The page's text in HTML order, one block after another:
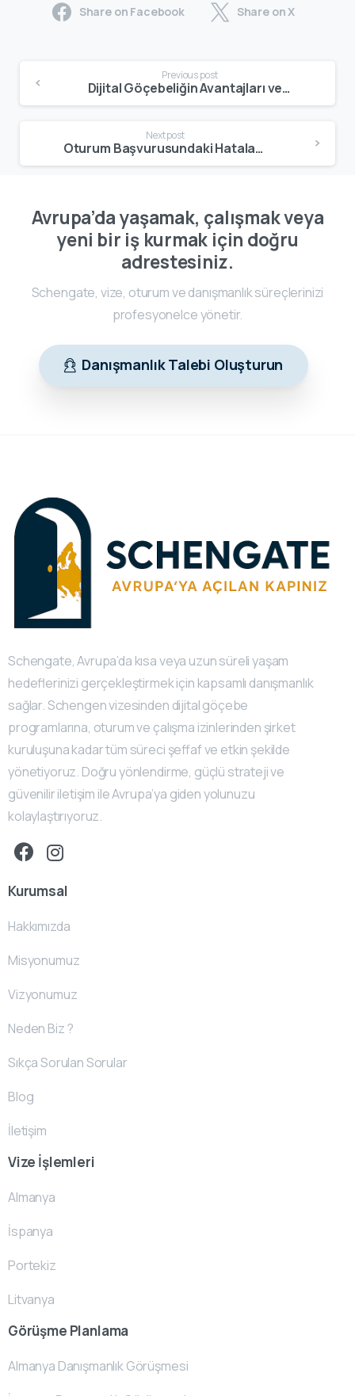
Share on Facebook Share on X
Previous post
Dijital Göçebeliğin Avantajları ve Zorlukları – Gerçekçi Bir Bakış
Next post
Oturum Başvurusundaki Hatalar – En Sık Yapılan Yanlışlar ve Çözüm Yolları
Avrupa’da yaşamak, çalışmak veya
yeni bir iş kurmak için doğru
adrestesiniz.
Schengate, vize, oturum ve danışmanlık süreçlerinizi
profesyonelce yönetir.
Danışmanlık Talebi Oluşturun
Schengate, Avrupa’da kısa veya uzun süreli yaşam
hedeflerinizi gerçekleştirmek için kapsamlı danışmanlık
sağlar. Schengen vizesinden dijital göçebe
programlarına, oturum ve çalışma izinlerinden şirket
kuruluşuna kadar tüm süreci şeffaf ve etkin şekilde
yönetiyoruz. Doğru yönlendirme, güçlü strateji ve
güvenilir iletişim ile Avrupa’ya giden yolunuzu
kolaylaştırıyoruz.
Kurumsal
Hakkımızda
Misyonumuz
Vizyonumuz
Neden Biz ?
Sıkça Sorulan Sorular
Blog
İletişim
Vize İşlemleri
Almanya
İspanya
Portekiz
Litvanya
Görüşme Planlama
Almanya Danışmanlık Görüşmesi